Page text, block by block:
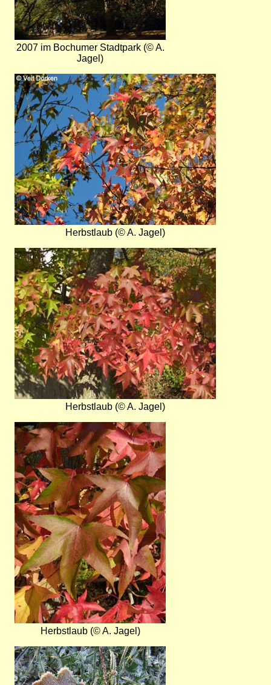
2007 im Bochumer Stadtpark (© A.
Jagel)
Bild
Herbstlaub (© A. Jagel)
Bild
Herbstlaub (© A. Jagel)
Bild
Herbstlaub (© A. Jagel)
Bild